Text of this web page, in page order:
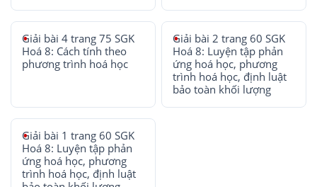
Giải bài 4 trang 75 SGK
Hoá 8: Cách tính theo
phương trình hoá học
Giải bài 2 trang 60 SGK
Hoá 8: Luyện tập phản
ứng hoá học, phương
trình hoá học, định luật
bảo toàn khối lượng
Giải bài 1 trang 60 SGK
Hoá 8: Luyện tập phản
ứng hoá học, phương
trình hoá học, định luật